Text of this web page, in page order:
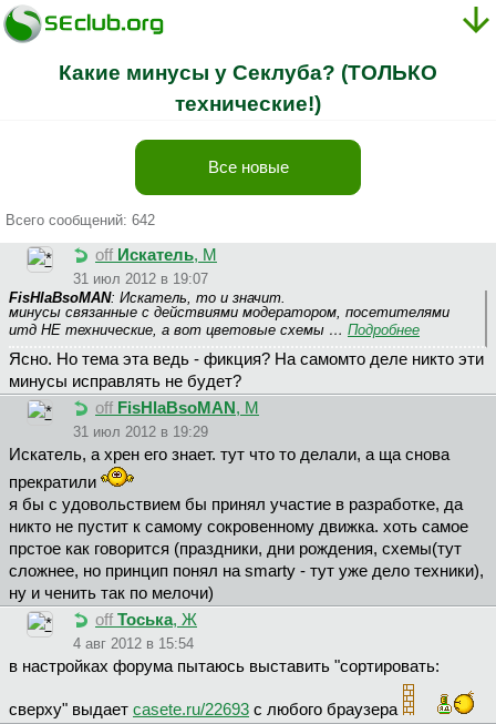
Какие минусы у Секлуба? (ТОЛЬКО
технические!)
Все новые
Всего сообщений: 642
off Искатель, М
31 июл 2012 в 19:07
FisHlaBsoMAN: Искатель, то и значит.
минусы связанные с действиями модератором, посетителями
итд НЕ технические, а вот цветовые схемы … Подробнее
Ясно. Но тема эта ведь - фикция? На самомто деле никто эти
минусы исправлять не будет?
off FisHlaBsoMAN , М
31 июл 2012 в 19:29
Искатель, а хрен его знает. тут что то делали, а ща снова
прекратили
я бы с удовольствием бы принял участие в разработке, да
никто не пустит к самому сокровенному движка. хоть самое
прстое как говорится (праздники, дни рождения, схемы(тут
сложнее, но принцип понял на smarty - тут уже дело техники),
ну и ченить так по мелочи)
off Тоська, Ж
4 авг 2012 в 15:54
в настройках форума пытаюсь выставить "сортировать:
сверху" выдает casete.ru/22693 c любого браузера